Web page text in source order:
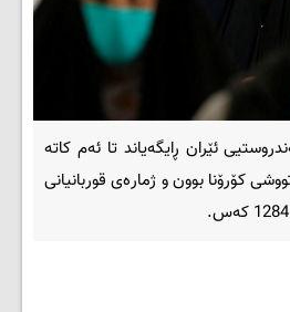
ئێران ڕایگەیاند تا ئەم کاتە
تووشی کۆرۆنا بوون و ژمارەی قوربانیانی